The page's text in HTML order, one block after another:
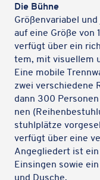
Die Bühne
Größen­va­ria­bel
auf eine Größe von
verfügt über ein
tem, mit visu­el­lem
Eine mobile
zwei verschie­dene
dann 300
nen
stuhl­plätze
verfügt über eine
Ange­glie­dert ist
Einsin­gen sowie
und Dusche.